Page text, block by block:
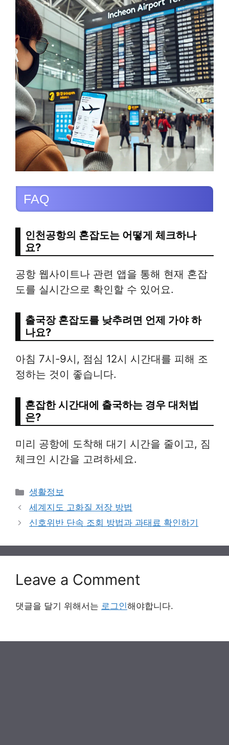
FAQ
인천공항의 혼잡도는 어떻게 체크하나
요?
공항 웹사이트나 관련 앱을 통해 현재 혼잡
도를 실시간으로 확인할 수 있어요.
출국장 혼잡도를 낮추려면 언제 가야 하
나요?
아침 7시-9시, 점심 12시 시간대를 피해 조
정하는 것이 좋습니다.
혼잡한 시간대에 출국하는 경우 대처법
은?
미리 공항에 도착해 대기 시간을 줄이고, 짐
체크인 시간을 고려하세요.
Categories
생활정보
세계지도 고화질 저장 방법
신호위반 단속 조회 방법과 과태료 확인하기
Leave a Comment
댓글을 달기 위해서는 로그인해야합니다.